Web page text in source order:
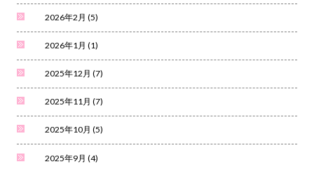
2026年2月 (5)
2026年1月 (1)
2025年12月 (7)
2025年11月 (7)
2025年10月 (5)
2025年9月 (4)